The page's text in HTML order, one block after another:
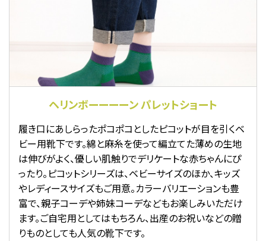
ヘリンボーーーーン パレットショート
履き口にあしらったポコポコとしたピコットが目を引くベ
ビー用靴下です。綿と麻糸を使って編立てた薄めの生地
は伸びがよく、優しい肌触りでデリケートな赤ちゃんにぴ
ったり。ピコットシリーズは、ベビーサイズのほか、キッズ
やレディースサイズもご用意。カラーバリエーションも豊
富で、親子コーデや姉妹コーデなどもお楽しみいただけ
ます。ご自宅用としてはもちろん、出産のお祝いなどの贈
りものとしても人気の靴下です。